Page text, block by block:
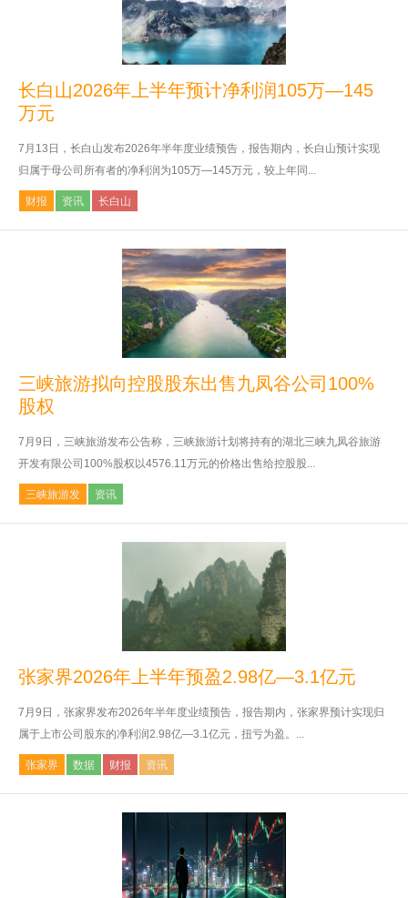
长白山2026年上半年预计净利润105万—145
万元
7月13日，长白山发布2026年半年度业绩预告，报告期内，长白山预计实现
归属于母公司所有者的净利润为105万—145万元，较上年同...
财报 资讯 长白山
三峡旅游拟向控股股东出售九凤谷公司100%
股权
7月9日，三峡旅游发布公告称，三峡旅游计划将持有的湖北三峡九凤谷旅游
开发有限公司100%股权以4576.11万元的价格出售给控股股...
三峡旅游发 资讯
张家界2026年上半年预盈2.98亿—3.1亿元
7月9日，张家界发布2026年半年度业绩预告，报告期内，张家界预计实现归
属于上市公司股东的净利润2.98亿—3.1亿元，扭亏为盈。...
张家界 数据 财报 资讯